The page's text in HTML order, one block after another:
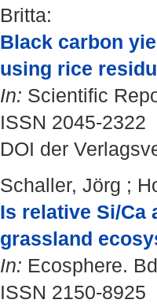
Britta:
Black carbon
using rice
In: Scientific
ISSN 2045-2322
DOI der
Schaller, Jörg ;
Is relative Si/Ca
grassland
In: Ecosphere.
ISSN 2150-8925